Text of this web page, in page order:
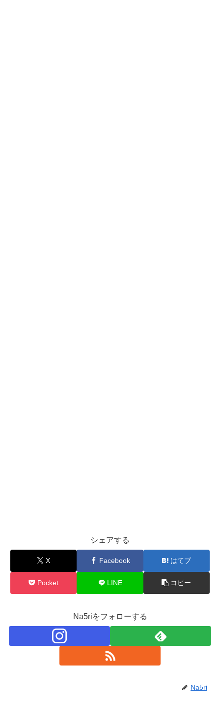
シェアする
X Facebook はてブ
Pocket LINE コピー
Na5riをフォローする
Na5ri